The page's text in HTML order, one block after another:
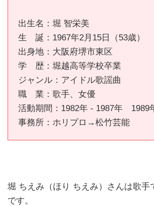
出生名：堀 智栄美
生 誕：1967年2月15日（53歳）
出身地：大阪府堺市東区
学 歴：堀越高等学校卒業
ジャンル：アイドル歌謡曲
職 業：歌手、女優
活動期間：1982年 - 1987年 1989
事務所：ホリプロ→松竹芸能
堀 ちえみ（ほり ちえみ）さんは歌手
です。